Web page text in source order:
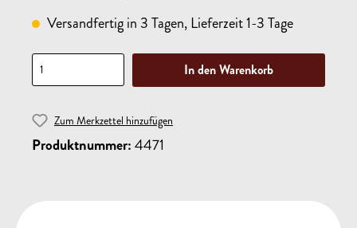
Versandfertig in 3 Tagen, Lieferzeit 1-3 Tage
In den Warenkorb
Zum Merkzettel hinzufügen
Produktnummer:4471